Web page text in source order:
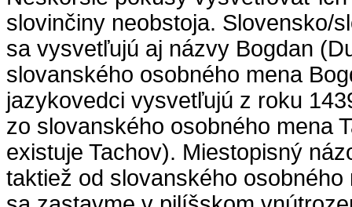
slovinčiny neobstoja. Slovensko/
sa vysvetľujú aj názvy Bogdan
slovanského osobného mena
jazykovedci vysvetľujú z roku
zo slovanského osobného mena
existuje Tachov). Miestopisný
taktiež od slovanského osobného